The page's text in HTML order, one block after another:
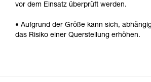
vor dem Einsatz überprüft werden.
• Aufgrund der Größe kann sich,
das Risiko einer Querstellung erhöhen.